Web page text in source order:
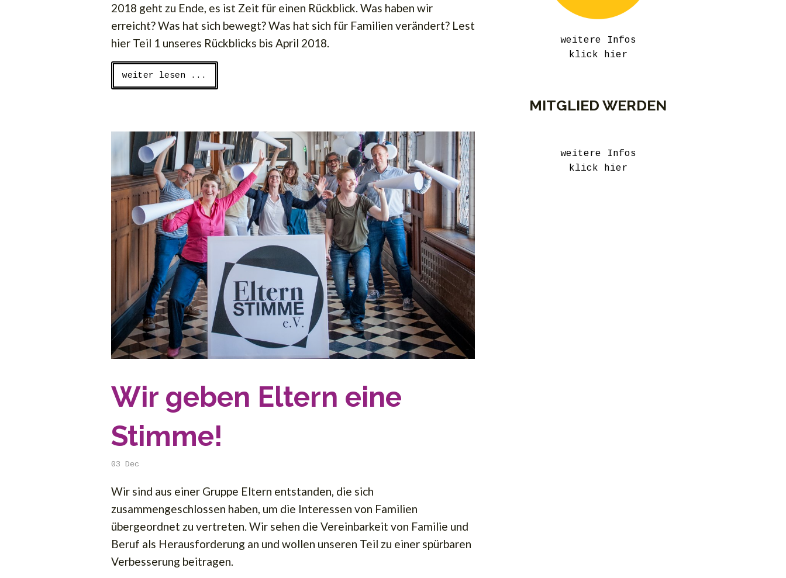
2018 geht zu Ende, es ist Zeit für einen Rückblick. Was haben wir
erreicht? Was hat sich bewegt? Was hat sich für Familien verändert? Lest
hier Teil 1 unseres Rückblicks bis April 2018.
weiter lesen ...
Wir geben Eltern eine
Stimme!
03 Dec
Wir sind aus einer Gruppe Eltern entstanden, die sich
zusammengeschlossen haben, um die Interessen von Familien
übergeordnet zu vertreten. Wir sehen die Vereinbarkeit von Familie und
Beruf als Herausforderung an und wollen unseren Teil zu einer spürbaren
Verbesserung beitragen.
weitere Infos
klick hier
MITGLIED WERDEN
weitere Infos
klick hier